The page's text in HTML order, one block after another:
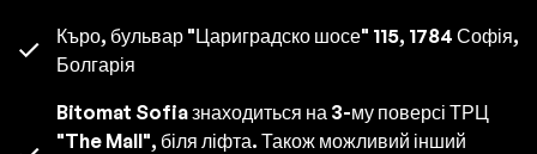
Къро, бульвар "Цариградско шосе" 115, 1784 Софія,
Болгарія
Bitomat Sofia знаходиться на 3-му поверсі ТРЦ
"The Mall", біля ліфта. Також можливий інший